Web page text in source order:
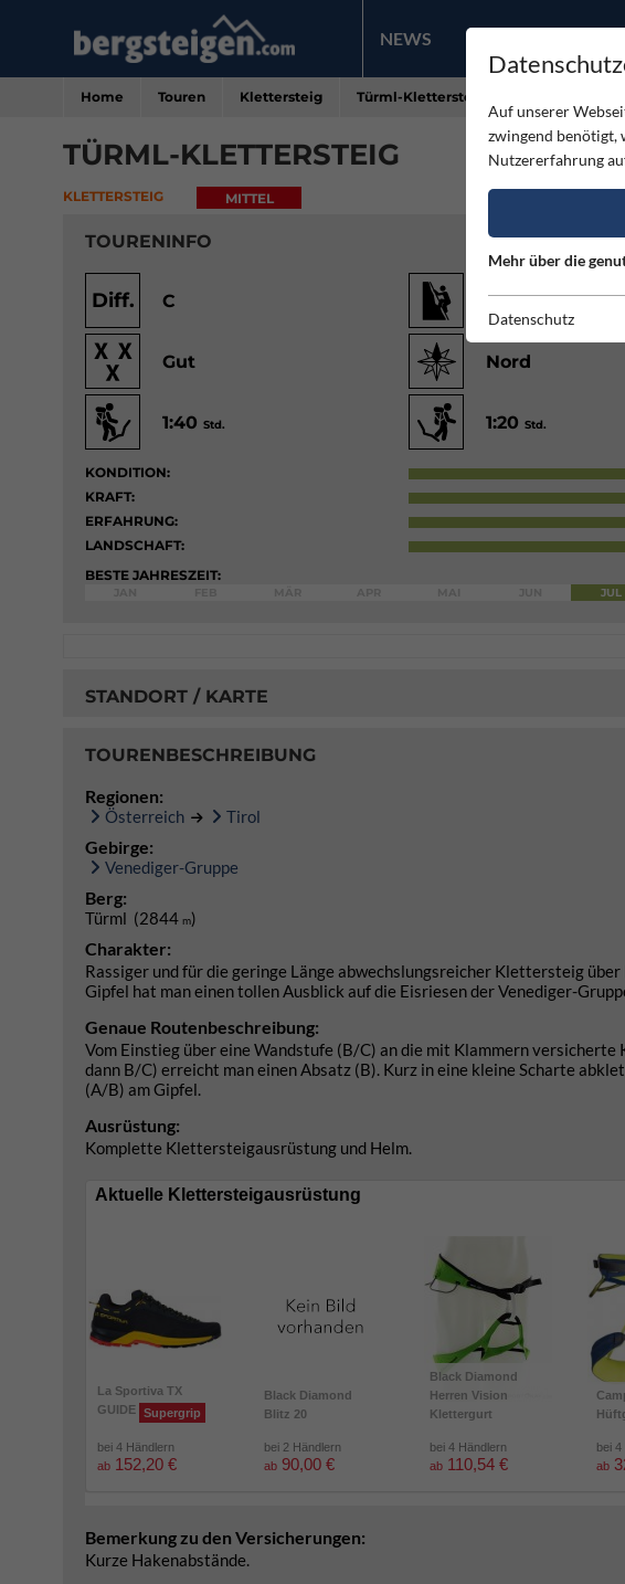
NEWS PRODUKTE
Home Touren Klettersteig Türml-Klettersteig
TÜRML-KLETTERSTEIG
KLETTERSTEIG MITTEL
TOURENINFO
Diff. C 70Hm/ 750Hm
0:15 Min. / 3:15
Gut Nord
1:40Std. 1:20Std.
KONDITION:
KRAFT:
ERFAHRUNG:
LANDSCHAFT:
BESTE JAHRESZEIT:
JUL
STANDORT / KARTE
TOURENBESCHREIBUNG
Regionen:
Österreich Tirol
Gebirge:
Venediger-Gruppe
Berg:
Türml (2844 m)
Charakter:
Rassiger und für die geringe Länge abwechslungsreicher Klettersteig
Gipfel hat man einen tollen Ausblick auf die Eisriesen der Venediger-
Genaue Routenbeschreibung:
Vom Einstieg über eine Wandstufe (B/C) an die mit Klammern
dann B/C) erreicht man einen Absatz (B). Kurz in eine kleine Scharte
(A/B) am Gipfel.
Ausrüstung:
Komplette Klettersteigausrüstung und Helm.
Aktuelle Klettersteigausrüstung
La Sportiva TX
GUIDE Supergrip
bei 4 Händlern
ab 152,20 €
Black Diamond
Blitz 20
bei 2 Händlern
ab 90,00 €
Black Diamond
Herren Vision
Klettergurt
bei 4 Händlern
ab 110,54 €
bei 4
ab
Bemerkung zu den Versicherungen:
Kurze Hakenabstände.
Auf unserer
zwingend benötigt,
Nutzererfahrung
Mehr über die
Datenschutz